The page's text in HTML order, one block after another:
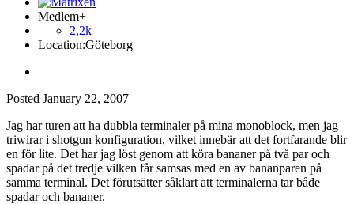
Medlem+
2,2k
Location:Göteborg
Posted January 22, 2007
Jag har turen att ha dubbla terminaler på mina monoblock, men jag
triwirar i shotgun konfiguration, vilket innebär att det fortfarande blir
en för lite. Det har jag löst genom att köra bananer på två par och
spadar på det tredje vilken får samsas med en av bananparen på
samma terminal. Det förutsätter såklart att terminalerna tar både
spadar och bananer.